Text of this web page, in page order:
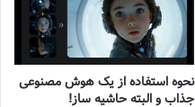
نحوه استفاده از یک هوش مصنوعی
جذاب و البته حاشیه ساز!